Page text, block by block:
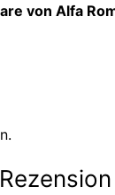
von Alfa